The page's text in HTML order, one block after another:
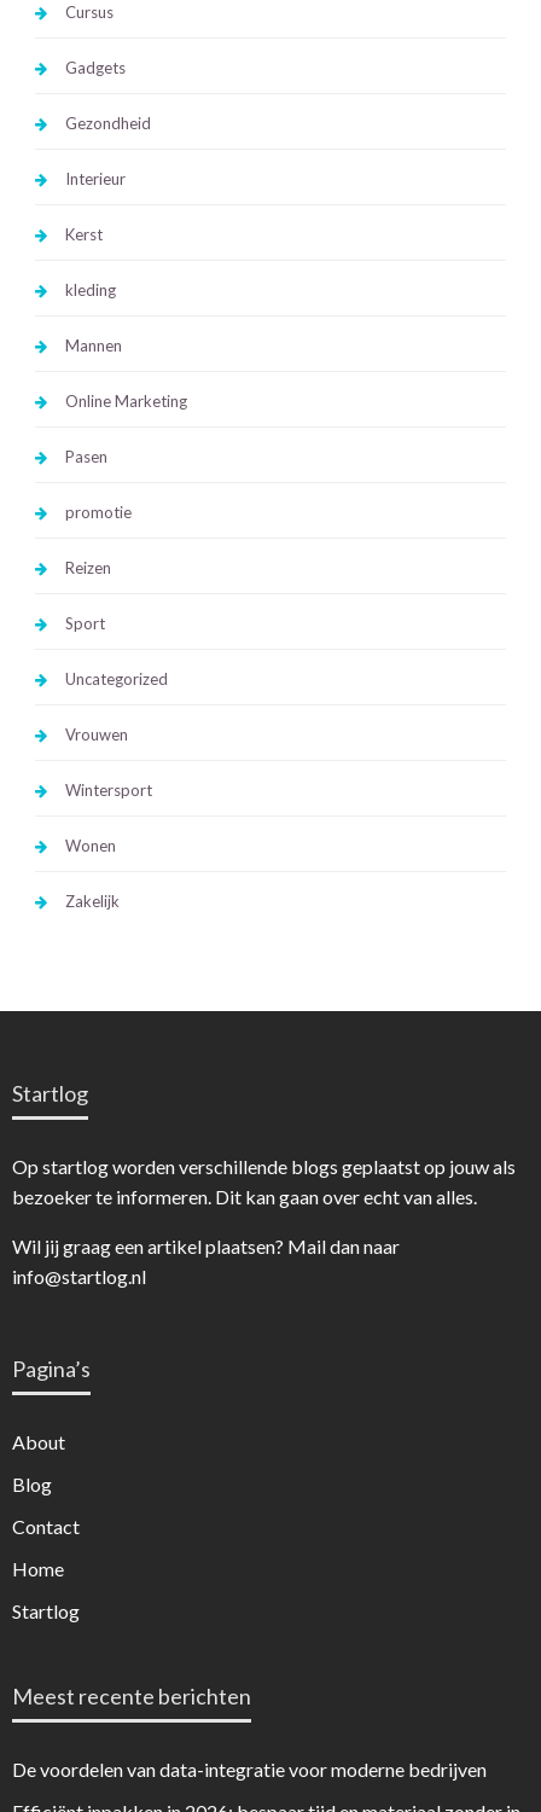
Cursus
Gadgets
Gezondheid
Interieur
Kerst
kleding
Mannen
Online Marketing
Pasen
promotie
Reizen
Sport
Uncategorized
Vrouwen
Wintersport
Wonen
Zakelijk
Startlog
Op startlog worden verschillende blogs geplaatst op jouw als
bezoeker te informeren. Dit kan gaan over echt van alles.
Wil jij graag een artikel plaatsen? Mail dan naar
info@startlog.nl
Pagina’s
About
Blog
Contact
Home
Startlog
Meest recente berichten
De voordelen van data-integratie voor moderne bedrijven